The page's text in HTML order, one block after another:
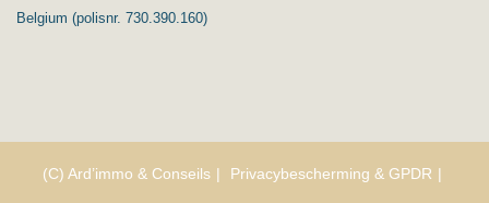
Belgium (polisnr. 730.390.160)
(C) Ard’immo & Conseils Privacybescherming & GPDR